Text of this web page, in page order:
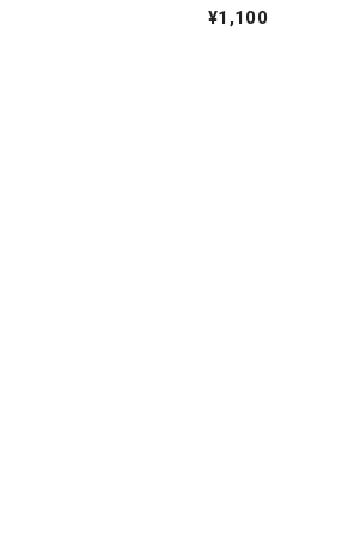
¥1,100